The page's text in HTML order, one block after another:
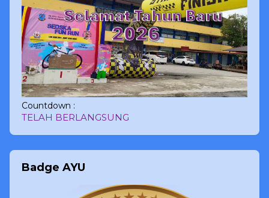
Countdown :
TELAH BERLANGSUNG
Badge AYU